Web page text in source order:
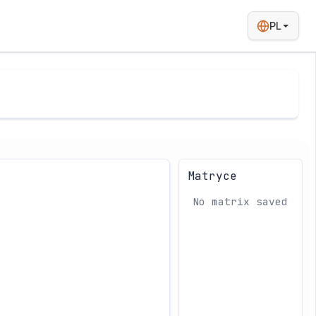
PL
Matryce
No matrix saved